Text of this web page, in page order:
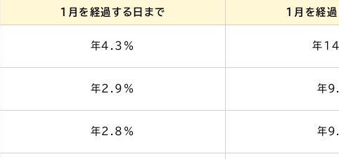
1月を経過する日まで
1月を経過
年4.3％ 年
年2.9％ 年
年2.8％ 年